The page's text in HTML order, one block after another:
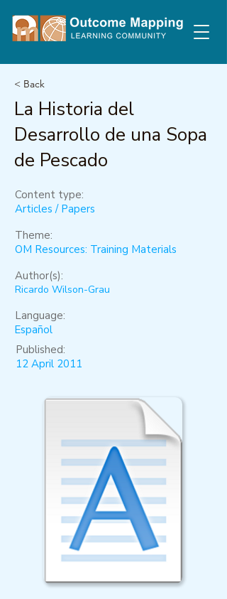
< Back
La Historia del
Desarrollo de una Sopa
de Pescado
Content type:
Articles / Papers
Theme:
OM Resources: Training Materials
Author(s):
Ricardo Wilson-Grau
Language:
Español
Published:
12 April 2011